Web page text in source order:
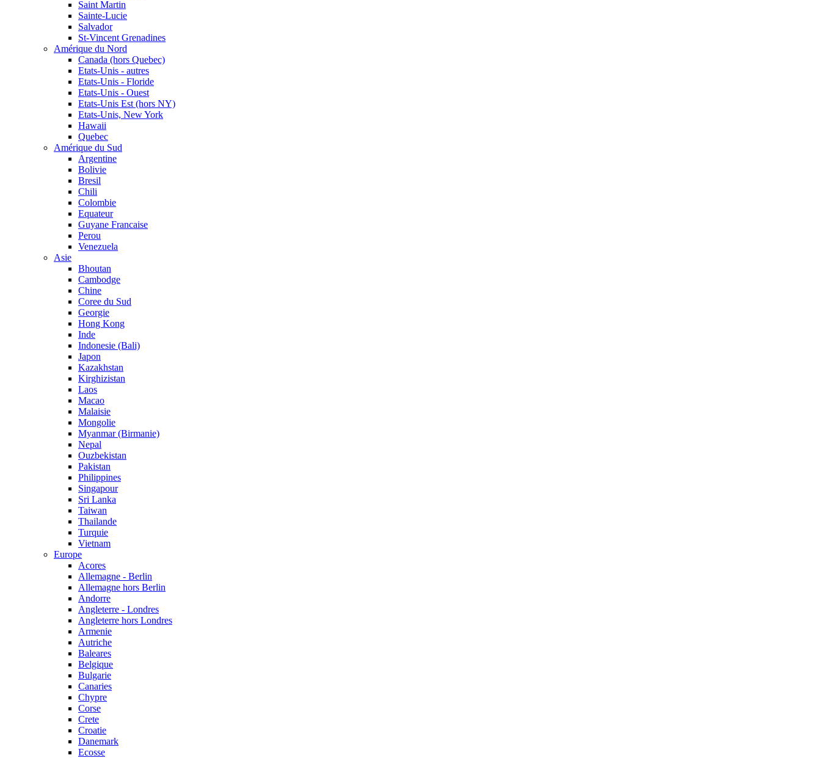
Saint Martin
Sainte-Lucie
Salvador
St-Vincent Grenadines
Amérique du Nord
Canada (hors Quebec)
Etats-Unis - autres
Etats-Unis - Floride
Etats-Unis - Ouest
Etats-Unis Est (hors NY)
Etats-Unis, New York
Hawaii
Quebec
Amérique du Sud
Argentine
Bolivie
Bresil
Chili
Colombie
Equateur
Guyane Francaise
Perou
Venezuela
Asie
Bhoutan
Cambodge
Chine
Coree du Sud
Georgie
Hong Kong
Inde
Indonesie (Bali)
Japon
Kazakhstan
Kirghizistan
Laos
Macao
Malaisie
Mongolie
Myanmar (Birmanie)
Nepal
Ouzbekistan
Pakistan
Philippines
Singapour
Sri Lanka
Taiwan
Thailande
Turquie
Vietnam
Europe
Acores
Allemagne - Berlin
Allemagne hors Berlin
Andorre
Angleterre - Londres
Angleterre hors Londres
Armenie
Autriche
Baleares
Belgique
Bulgarie
Canaries
Chypre
Corse
Crete
Croatie
Danemark
Ecosse